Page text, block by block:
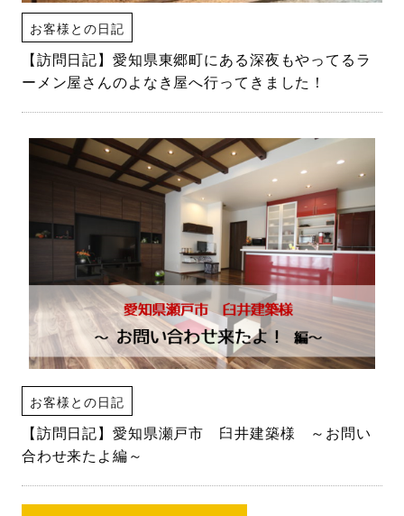
お客様との日記
【訪問日記】愛知県東郷町にある深夜もやってるラ
ーメン屋さんのよなき屋へ行ってきました！
お客様との日記
【訪問日記】愛知県瀬戸市 臼井建築様 ～お問い
合わせ来たよ編～